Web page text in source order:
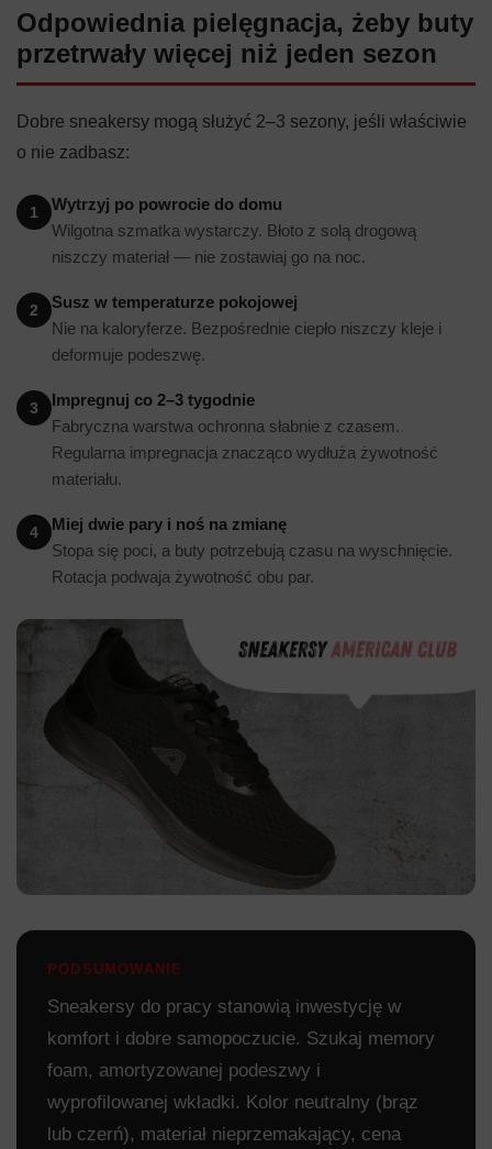
Odpowiednia pielęgnacja, żeby buty
przetrwały więcej niż jeden sezon
Dobre sneakersy mogą służyć 2–3 sezony, jeśli właściwie
o nie zadbasz:
1
Wytrzyj po powrocie do domu
Wilgotna szmatka wystarczy. Błoto z solą drogową
niszczy materiał — nie zostawiaj go na noc.
2
Susz w temperaturze pokojowej
Nie na kaloryferze. Bezpośrednie ciepło niszczy kleje i
deformuje podeszwę.
3
Impregnuj co 2–3 tygodnie
Fabryczna warstwa ochronna słabnie z czasem.
Regularna impregnacja znacząco wydłuża żywotność
materiału.
4
Miej dwie pary i noś na zmianę
Stopa się poci, a buty potrzebują czasu na wyschnięcie.
Rotacja podwaja żywotność obu par.
PODSUMOWANIE
Sneakersy do pracy stanowią inwestycję w
komfort i dobre samopoczucie. Szukaj memory
foam, amortyzowanej podeszwy i
wyprofilowanej wkładki. Kolor neutralny (brąz
lub czerń), materiał nieprzemakający, cena